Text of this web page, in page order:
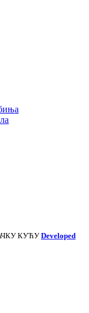
КУЋУ Developed